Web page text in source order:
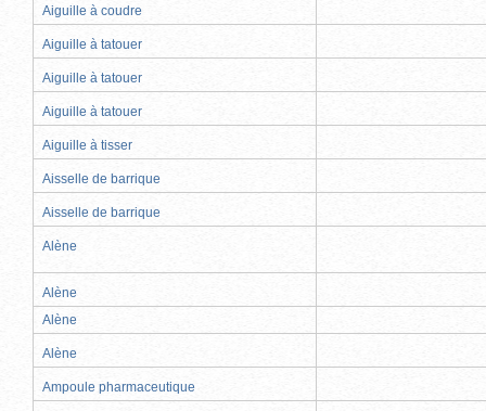
Aiguille à coudre
Aiguille à tatouer
Aiguille à tatouer
Aiguille à tatouer
Aiguille à tisser
Aisselle de barrique
Aisselle de barrique
Alène
Alène
Alène
Alène
Ampoule pharmaceutique